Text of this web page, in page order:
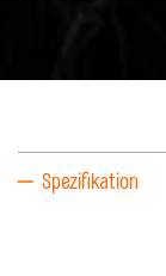
Spezifikation